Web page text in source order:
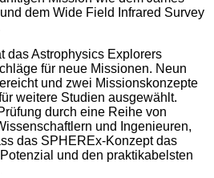
dem Wide Field Infrared Survey
das Astrophysics Explorers
für neue Missionen. Neun
und zwei Missionskonzepte
weitere Studien ausgewählt.
durch eine Reihe von
und Ingenieuren,
das SPHEREx-Konzept das
und den praktikabelsten